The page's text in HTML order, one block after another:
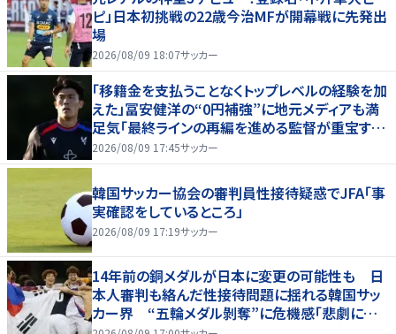
ピ」日本初挑戦の22歳今治MFが開幕戦に先発出
場
2026/08/09 18:07サッカー
「移籍金を支払うことなくトップレベルの経験を加
えた」冨安健洋の“0円補強”に地元メディアも満
足気「最終ラインの再編を進める監督が重宝する
柔軟性を備えている」
2026/08/09 17:45サッカー
韓国サッカー協会の審判員性接待疑惑でJFA「事
実確認をしているところ」
2026/08/09 17:19サッカー
14年前の銅メダルが日本に変更の可能性も 日
本人審判も絡んだ性接待問題に揺れる韓国サッ
カー界 “五輪メダル剝奪”に危機感「悲劇に見